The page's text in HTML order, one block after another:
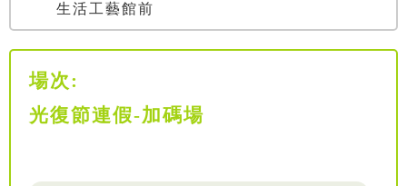
生活工藝館前
場次:
光復節連假-加碼場